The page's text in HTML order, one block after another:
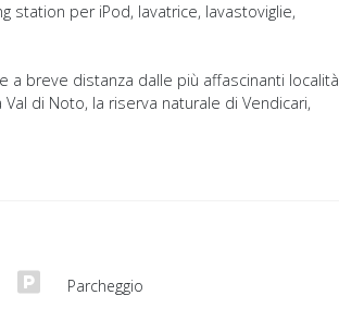
station per iPod, lavatrice, lavastoviglie,
breve distanza dalle più affascinanti località
di Noto, la riserva naturale di Vendicari,
Parcheggio